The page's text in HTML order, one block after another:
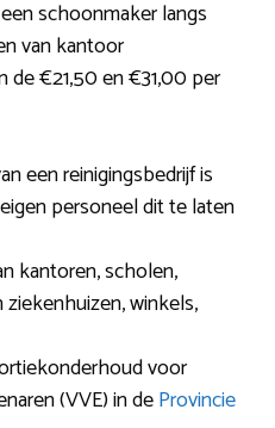
schoonmaker langs
van kantoor
€21,50 en €31,00 per
een reinigingsbedrijf is
personeel dit te laten
kantoren, scholen,
winkels,
voor
(VVE) in deProvincie